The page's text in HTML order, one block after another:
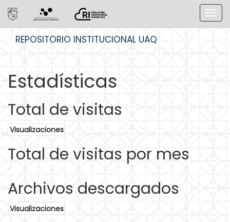
REPOSITORIO INSTITUCIONAL UAQ
Estadísticas
Total de visitas
Visualizaciones
Total de visitas por mes
Archivos descargados
Visualizaciones